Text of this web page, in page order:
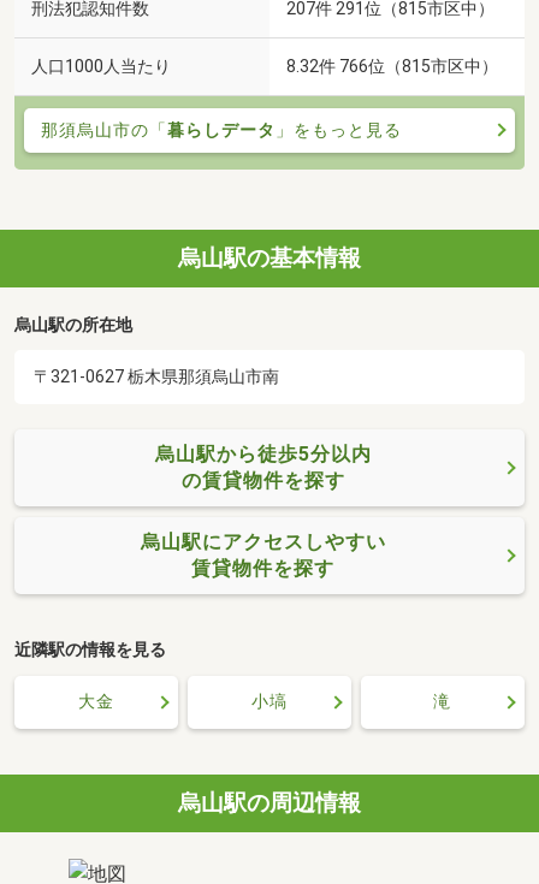
刑法犯認知件数 207件 291位（815市区中）
人口1000人当たり 8.32件 766位（815市区中）
那須烏山市の「暮らしデータ 」をもっと見る
烏山駅の基本情報
烏山駅の所在地
〒321-0627 栃木県那須烏山市南
烏山駅から徒歩5分以内
の賃貸物件を探す
烏山駅にアクセスしやすい
賃貸物件を探す
近隣駅の情報を見る
大金 小塙 滝
烏山駅の周辺情報